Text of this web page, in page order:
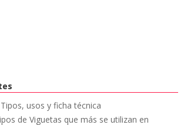
usos y ficha técnica
de Viguetas que más se utilizan en